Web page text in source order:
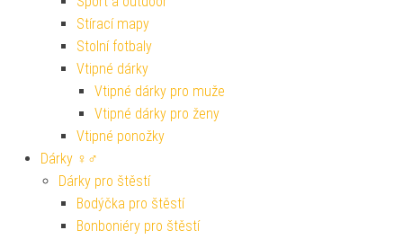
Stírací mapy
Stolní fotbaly
Vtipné dárky
Vtipné dárky pro muže
Vtipné dárky pro ženy
Vtipné ponožky
Dárky ♀♂
Dárky pro štěstí
Bodýčka pro štěstí
Bonboniéry pro štěstí